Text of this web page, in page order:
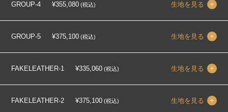
GROUP-4 ¥355,080 (税込) 生地を見る
GROUP-5 ¥375,100 (税込) 生地を見る
FAKELEATHER-1 ¥335,060 (税込) 生地を見る
FAKELEATHER-2 ¥375,100 (税込) 生地を見る